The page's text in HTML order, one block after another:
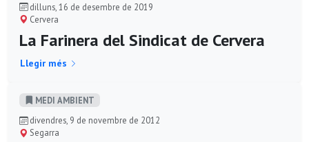
dilluns, 16 de desembre de 2019
Cervera
La Farinera del Sindicat de Cervera
Llegir més
MEDI AMBIENT
divendres, 9 de novembre de 2012
Segarra